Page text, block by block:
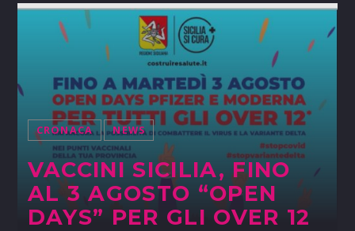
CRONACA NEWS
VACCINI SICILIA, FINO
AL 3 AGOSTO “OPEN
DAYS” PER GLI OVER 12